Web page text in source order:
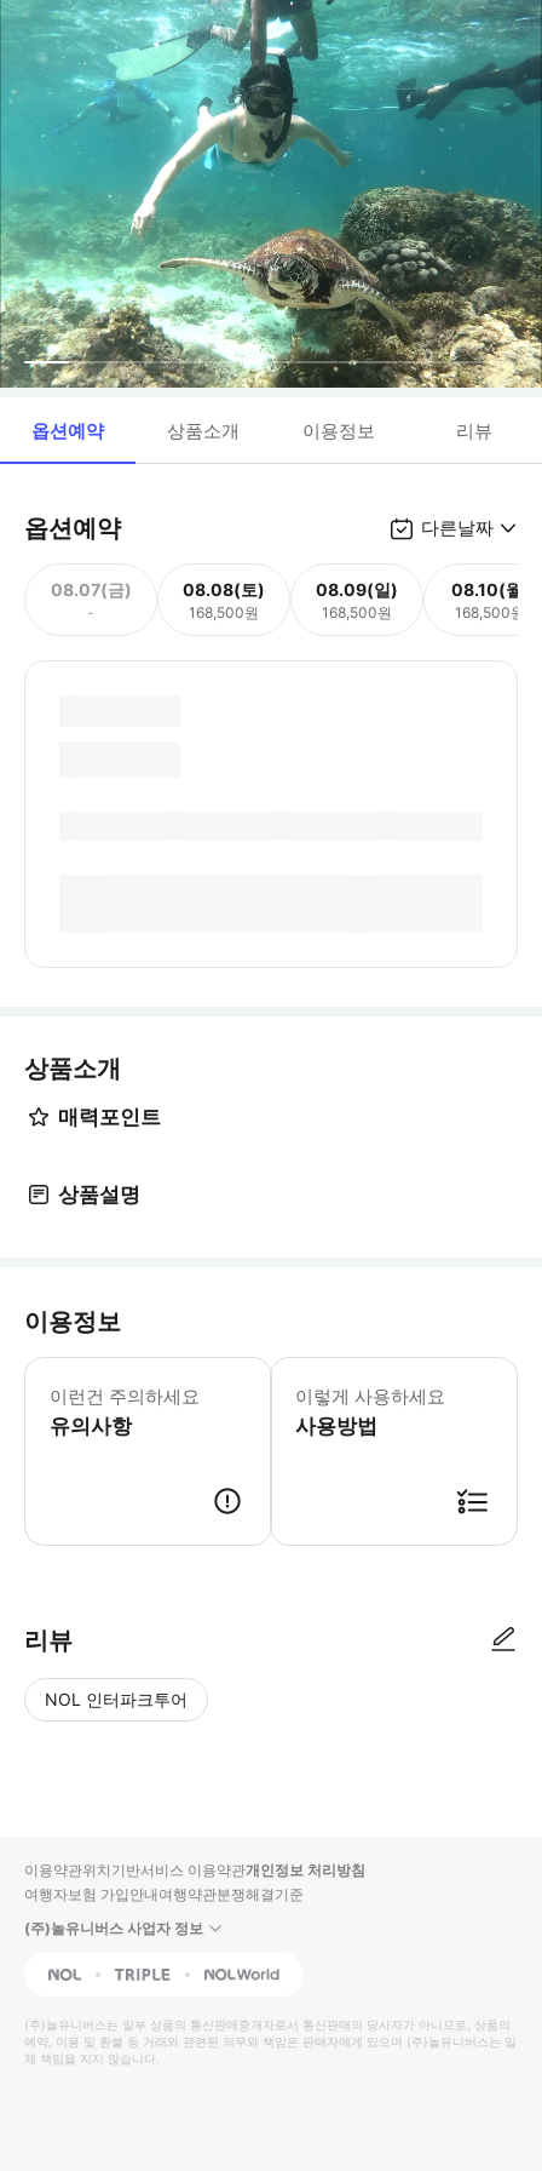
옵션예약 상품소개 이용정보 리뷰
옵션예약 다른날짜
08.07(금)
-
08.08(토)
168,500원
08.09(일)
168,500원
08.10(월)
168,500원
상품소개
매력포인트
상품설명
이용정보
이런건 주의하세요
유의사항
[유의사항] •아동의 경우 24개월 이상
이렇게 사용하세요
사용방법
리뷰
NOL 인터파크투어
입니
다.
높
은
순
동
영
상
순
상
이용약관위치기반서비스 이용약관개인정보 처리방침
여행자보험 가입안내여행약관분쟁해결기준
(주)놀유니버스 사업자 정보
NOL Triple Interpark Global
(주)놀유니버스는 일부 상품의 통신판매중개자로서 통신판매의 당사자가 아니므로, 상품의
예약, 이용 및 환불 등 거래와 관련된 의무와 책임은 판매자에게 있으며 (주)놀유니버스는 일
체 책임을 지지 않습니다.